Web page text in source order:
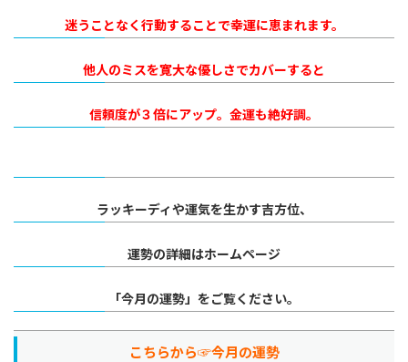
迷うことなく行動することで幸運に恵まれます。
他人のミスを寛大な優しさでカバーすると
信頼度が３倍にアップ。金運も絶好調。
ラッキーディや運気を生かす吉方位、
運勢の詳細はホームページ
「今月の運勢」をご覧ください。
こちらから☞今月の運勢